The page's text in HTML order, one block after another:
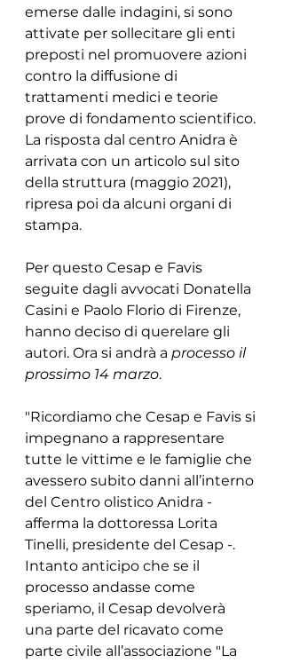
emerse dalle indagini, si sono
attivate per sollecitare gli enti
preposti nel promuovere azioni
contro la diffusione di
trattamenti medici e teorie
prove di fondamento scientifico.
La risposta dal centro Anidra è
arrivata con un articolo sul sito
della struttura (maggio 2021),
ripresa poi da alcuni organi di
stampa.
Per questo Cesap e Favis
seguite dagli avvocati Donatella
Casini e Paolo Florio di Firenze,
hanno deciso di querelare gli
autori. Ora si andrà a processo il
prossimo 14 marzo.
"Ricordiamo che Cesap e Favis si
impegnano a rappresentare
tutte le vittime e le famiglie che
avessero subito danni all’interno
del Centro olistico Anidra -
afferma la dottoressa Lorita
Tinelli, presidente del Cesap -.
Intanto anticipo che se il
processo andasse come
speriamo, il Cesap devolverà
una parte del ricavato come
parte civile all’associazione "La